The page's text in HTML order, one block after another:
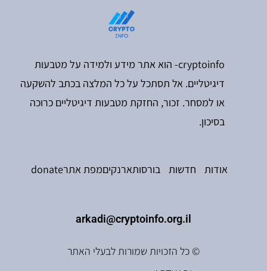
cryptoinfo- הוא אתר מידע ולמידה על מטבעות
דיגיטליים. אל תסתכל על כל המלצה בכתב להשקעה
או למסחר. זכור, החזקת מטבעות דיגיטליים כרוכה
חדשות בורסות ארנקיםמפת אתרdonate
arkadi@cryptoinfo.org.il
© כל הזכויות שמורות לבעלי האתר